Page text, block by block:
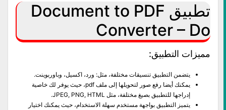
تطبيق Document to PDF
Converter – Do
مميزات التطبيق:
يتضمن التطبيق تنسيقات مختلفة، مثل: ورد، اكسيل، وباوربوينت.
يمكنك أيضا رفع صور لتحويلها إلى ملف pdf، حيث يوفر لك خاصية
إدراجها للتطبيق بصيغ مختلفة، مثل JPEG, PNG, HTML.
يتميز التطبيق بواجهة مستخدم سهلة الاستخدام، حيث يمكنك اختيار